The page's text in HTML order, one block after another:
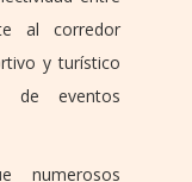
al corredor
y turístico
de eventos
numerosos